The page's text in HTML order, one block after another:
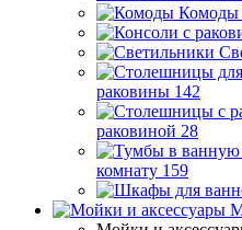
Комоды
раковины 142
раковиной 28
комнату 159